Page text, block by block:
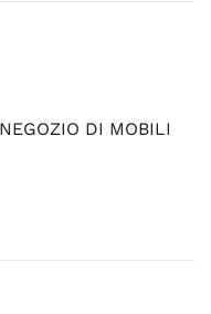
NEGOZIO DI MOBILI